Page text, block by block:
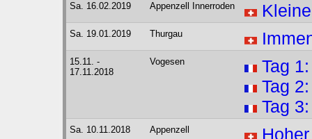
Sa. 16.02.2019 Appenzell Innerroden
Sa. 19.01.2019 Thurgau
15.11. -
17.11.2018
Vogesen
Tag
Tag
Tag
Sa. 10.11.2018 Appenzell